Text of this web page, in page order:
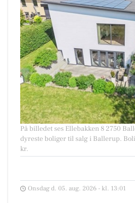
På billedet ses Ellebakken 8 2750
dyreste boliger til salg i Ballerup.
kr.
Onsdag d. 05. aug. 2026 - kl. 13:01